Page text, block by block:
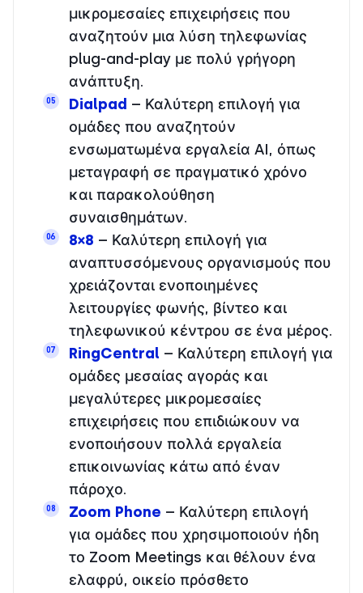
μικρομεσαίες επιχειρήσεις που
αναζητούν μια λύση τηλεφωνίας
plug-and-play με πολύ γρήγορη
ανάπτυξη.
05 Dialpad – Καλύτερη επιλογή για
ομάδες που αναζητούν
ενσωματωμένα εργαλεία AI, όπως
μεταγραφή σε πραγματικό χρόνο
και παρακολούθηση
συναισθημάτων.
06 8×8 – Καλύτερη επιλογή για
αναπτυσσόμενους οργανισμούς που
χρειάζονται ενοποιημένες
λειτουργίες φωνής, βίντεο και
τηλεφωνικού κέντρου σε ένα μέρος.
07 RingCentral – Καλύτερη επιλογή για
ομάδες μεσαίας αγοράς και
μεγαλύτερες μικρομεσαίες
επιχειρήσεις που επιδιώκουν να
ενοποιήσουν πολλά εργαλεία
επικοινωνίας κάτω από έναν
πάροχο.
08 Zoom Phone – Καλύτερη επιλογή
για ομάδες που χρησιμοποιούν ήδη
το Zoom Meetings και θέλουν ένα
ελαφρύ, οικείο πρόσθετο